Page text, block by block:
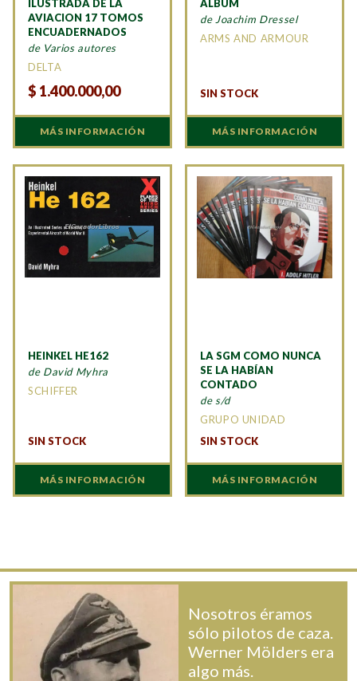
ILUSTRADA DE LA
AVIACION 17 TOMOS
ENCUADERNADOS
de Varios autores
DELTA
$ 1.400.000,00
MÁS INFORMACIÓN
ALBUM
de Joachim Dressel
ARMS AND ARMOUR
SIN STOCK
MÁS INFORMACIÓN
HEINKEL HE162
de David Myhra
SCHIFFER
SIN STOCK
MÁS INFORMACIÓN
LA SGM COMO NUNCA
SE LA HABÍAN
CONTADO
de s/d
GRUPO UNIDAD
SIN STOCK
MÁS INFORMACIÓN
Nosotros éramos
sólo pilotos de caza.
Werner Mölders era
algo más.